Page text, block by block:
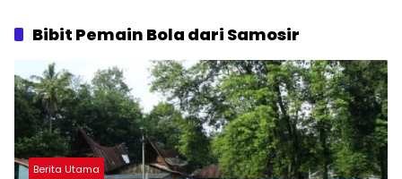
Bibit Pemain Bola dari Samosir
Berita Utama